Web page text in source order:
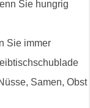
Sie hungrig
Sie immer
Samen, Obst